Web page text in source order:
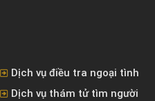
Dịch vụ điều tra ngoại tình
Dịch vụ thám tử tìm người